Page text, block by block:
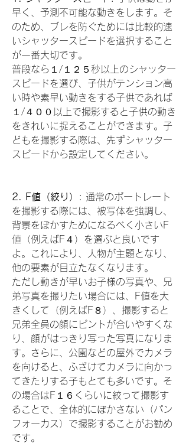
早く、予測不可能な動きをします。そ
のため、ブレを防ぐためには比較的速
いシャッタースピードを選択すること
が一番大切です。
普段なら１/１２５秒以上のシャッター
スピードを選び、子供がテンション高
い時や素早い動きをする子供であれば
１/４００以上で撮影すると子供の動き
をきれいに捉えることができます。子
どもを撮影する際は、先ずシャッター
スピードから設定してください。
2. F値（絞り）
: 通常のポートレート
を撮影する際には、被写体を強調し、
背景をぼかすためになるべく小さいF
値（例えばF４）を選ぶと良いです
よ。これにより、人物が主題となり、
他の要素が目立たなくなります。
ただし動きが早いお子様の写真や、兄
弟写真を撮りたい場合には、F値を大
きくして（例えばF８）、撮影すると
兄弟全員の顔にピントが合いやすくな
り、顔がはっきり写った写真になりま
す。さらに、公園などの屋外でカメラ
を向けると、ふざけてカメラに向かっ
てきたりする子もとても多いです。そ
の場合はF１６くらいに絞って撮影す
ることで、全体的にぼかさない（パン
フォーカス）で撮影することがお勧め
です。